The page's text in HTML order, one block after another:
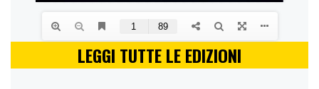
LEGGI TUTTE LE EDIZIONI